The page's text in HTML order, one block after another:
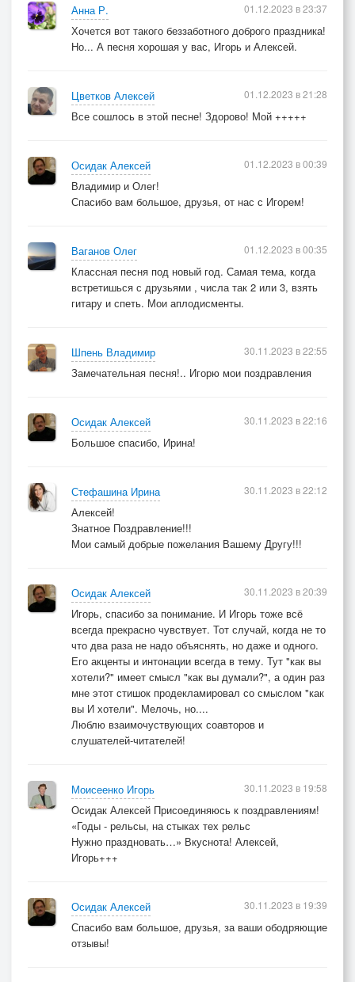
Анна Р.
Хочется вот такого беззаботного доброго праздника!
Но... А песня хорошая у вас, Игорь и Алексей.
01.12.2023 в 23:37
Цветков Алексей
Все сошлось в этой песне! Здорово! Мой +++++
01.12.2023 в 21:28
Осидак Алексей
Владимир и Олег!
Спасибо вам большое, друзья, от нас с Игорем!
01.12.2023 в 00:39
Ваганов Олег
Классная песня под новый год. Самая тема, когда
встретишься с друзьями , числа так 2 или 3, взять
гитару и спеть. Мои аплодисменты.
01.12.2023 в 00:35
Шпень Владимир
Замечательная песня!.. Игорю мои поздравления
30.11.2023 в 22:55
Осидак Алексей
Большое спасибо, Ирина!
30.11.2023 в 22:16
Стефашина Ирина
Алексей!
Знатное Поздравление!!!
Мои самый добрые пожелания Вашему Другу!!!
30.11.2023 в 22:12
Осидак Алексей
Игорь, спасибо за понимание. И Игорь тоже всё
всегда прекрасно чувствует. Тот случай, когда не то
что два раза не надо объяснять, но даже и одного.
Его акценты и интонации всегда в тему. Тут "как вы
хотели?" имеет смысл "как вы думали?", а один раз
мне этот стишок продекламировал со смыслом "как
вы И хотели". Мелочь, но....
Люблю взаимочуствующих соавторов и
слушателей-читателей!
30.11.2023 в 20:39
Моисеенко Игорь
Осидак Алексей Присоединяюсь к поздравлениям!
«Годы - рельсы, на стыках тех рельс
Нужно праздновать…» Вкуснота! Алексей,
Игорь+++
30.11.2023 в 19:58
Осидак Алексей
Спасибо вам большое, друзья, за ваши ободряющие
отзывы!
30.11.2023 в 19:39